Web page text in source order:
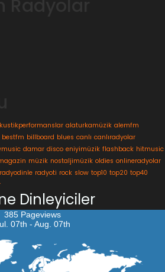
alaturkamüzik alemfm
bestfm billboard blues canlı canlıradyolar
damar disco eniyimüzik flashback hitmusic
müzik nostaljimüzik oldies onlineradyolar
radyodinle radyoti rock slow top10 top20 top40
Dinleyiciler
385 Pageviews
07th - Aug. 07th